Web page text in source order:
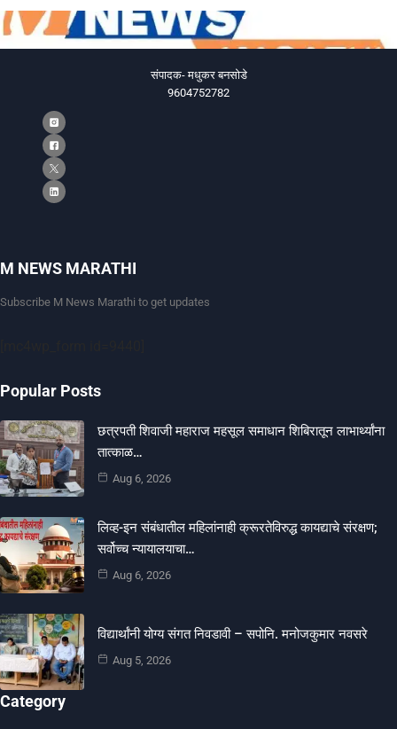
संपादक- मधुकर बनसोडे
9604752782
M NEWS MARATHI
Subscribe M News Marathi to get updates
Popular Posts
छत्रपती शिवाजी महाराज महसूल समाधान शिबिरातून लाभार्थ्यांना
तात्काळ…
Aug 6, 2026
लिव्ह-इन संबंधातील महिलांनाही क्रूरतेविरुद्ध कायद्याचे संरक्षण;
सर्वोच्च न्यायालयाचा…
Aug 6, 2026
विद्यार्थांनी योग्य संगत निवडावी – सपोनि. मनोजकुमार नवसरे
Aug 5, 2026
Category